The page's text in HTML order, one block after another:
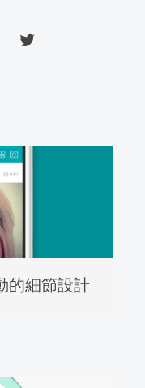
的細節設計